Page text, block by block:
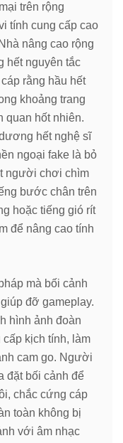
trên rộng
tính cung cấp cao
nâng cao rộng
hết nguyên tắc
rằng hầu hết
khoảng trang
quan hốt nhiên.
hết nghệ sĩ
ngoại fake là bỏ
người chơi chìm
bước chân trên
hoặc tiếng gió rít
để nâng cao tính
mà bối cảnh
đỡ gameplay.
hình ảnh đoàn
kịch tính, làm
cam go. Người
đặt bối cảnh để
chắc cứng cáp
toàn không bị
với âm nhạc